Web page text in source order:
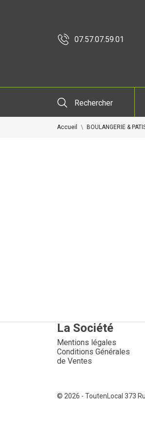
07.57.07.59.01
Rechercher
Accueil BOULANGERIE &
La Société
Mentions légales
Conditions Générales
de Ventes
© 2026 - ToutenLocal 373